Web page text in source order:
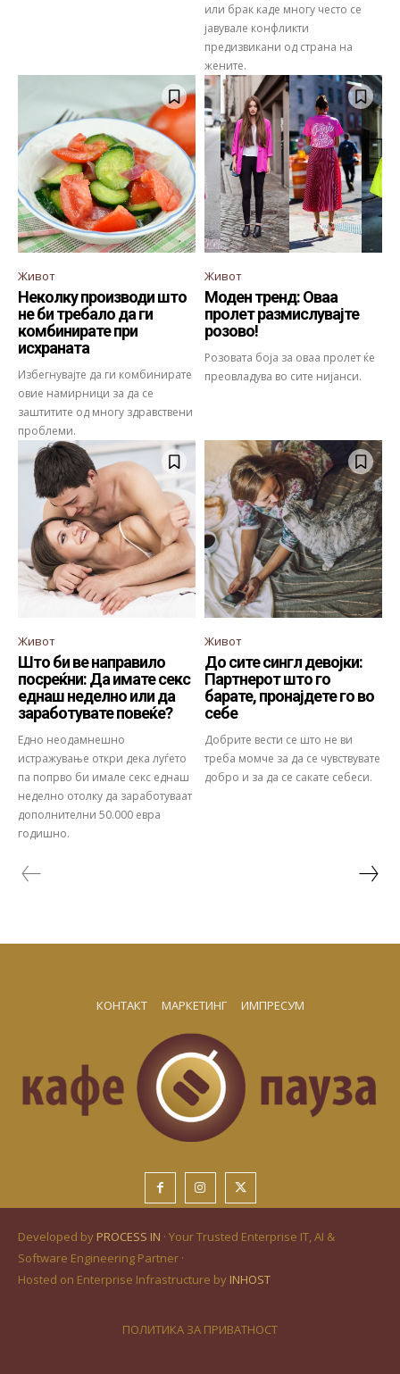
или брак каде многу често се
јавувале конфликти
предизвикани од страна на
жените.
Живот
Неколку производи што
не би требало да ги
комбинирате при
исхраната
Избегнувајте да ги комбинирате
овие намирници за да се
заштитите од многу здравствени
проблеми.
Живот
Моден тренд: Оваа
пролет размислувајте
розово!
Розовата боја за оваа пролет ќе
преовладува во сите нијанси.
Живот
Што би ве направило
посреќни: Да имате секс
еднаш неделно или да
заработувате повеќе?
Едно неодамнешно
истражување откри дека луѓето
па попрво би имале секс еднаш
неделно отолку да заработуваат
дополнителни 50.000 евра
годишно.
Живот
До сите сингл девојки:
Партнерот што го
барате, пронајдете го во
себе
Добрите вести се што не ви
треба момче за да се чувствувате
добро и за да се сакате себеси.
КОНТАКТ МАРКЕТИНГ ИМПРЕСУМ
Developed by PROCESS IN · Your Trusted Enterprise IT, AI &
Software Engineering Partner ·
Hosted on Enterprise Infrastructure by INHOST
ПОЛИТИКА ЗА ПРИВАТНОСТ